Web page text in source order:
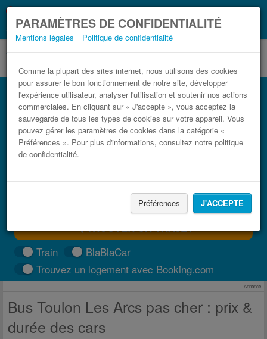
PARAMÈTRES DE CONFIDENTIALITÉ
Mentions légales Politique de confidentialité
Comme la plupart des sites internet, nous utilisons des cookies
pour assurer le bon fonctionnement de notre site, développer
l'expérience utilisateur, analyser l'utilisation et soutenir nos actions
commerciales. En cliquant sur « J'accepte », vous acceptez la
sauvegarde de tous les types de cookies sur votre appareil. Vous
pouvez gérer les paramètres de cookies dans la catégorie «
Préférences ». Pour plus d'informations, consultez notre politique
de confidentialité.
Préférences J'ACCEPTE
Coronavirus (COVID-19):Ce que vous devez
savoir, lorsque vous voyagez
Bus Les Arcs Toulon pas cher
Trouvez votre billet de bus moins cher
TROUVER UN TRAJET
Train
BlaBlaCar
Trouvez un logement avec Booking.com
Annonce
Bus Toulon Les Arcs pas cher : prix &
durée des cars